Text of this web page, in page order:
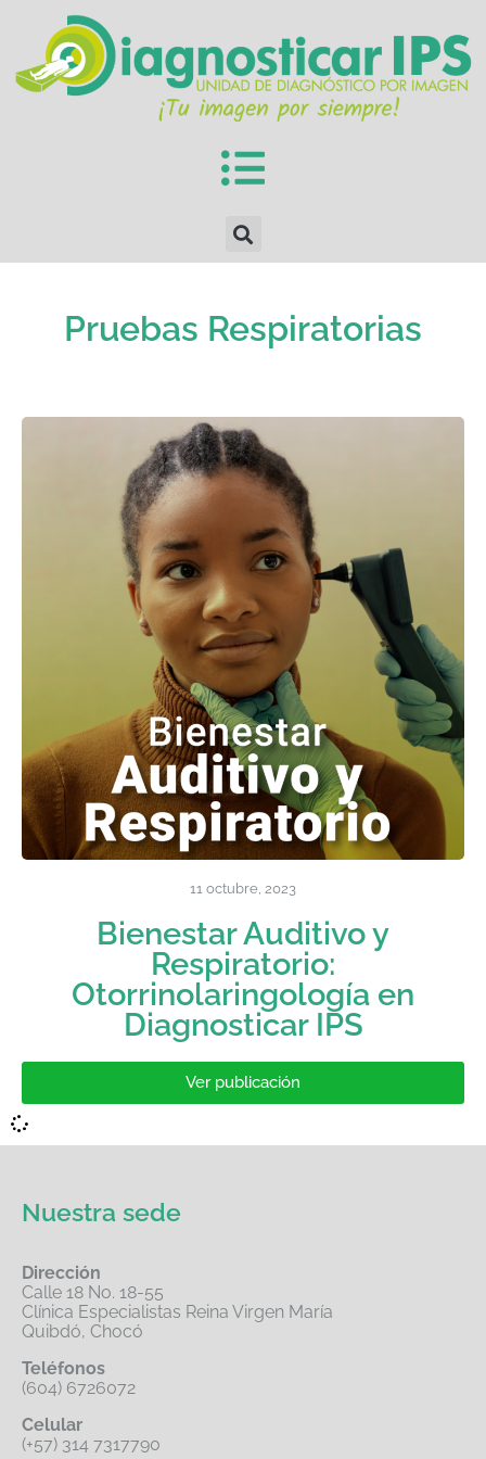
Pruebas Respiratorias
11 octubre, 2023
Bienestar Auditivo y
Respiratorio:
Otorrinolaringología en
Diagnosticar IPS
Ver publicación
Nuestra sede
Dirección
Calle 18 No. 18-55
Clínica Especialistas Reina Virgen María
Quibdó, Chocó
Teléfonos
(604) 6726072
Celular
(+57) 314 7317790